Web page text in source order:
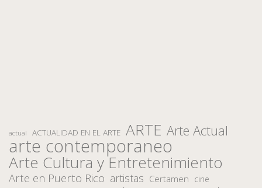
actual ACTUALIDAD EN EL ARTE ARTE Arte Actual
arte contemporaneo
Arte Cultura y Entretenimiento
Arte en Puerto Rico artistas Certamen cine